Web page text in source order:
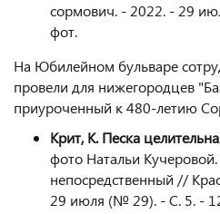
сормович. - 2022. - 29
фот.
На Юбилейном бульваре
провели для нижегородцев
приуроченный к 480-летию
Крит, К. Песка
фото Натальи
непосредственный //
29 июля (№ 29). - С. 5. -